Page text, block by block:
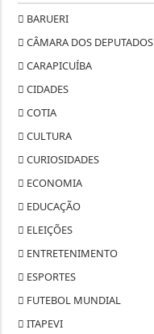
BARUERI
CÂMARA DOS DEPUTADOS
CARAPICUÍBA
CIDADES
COTIA
CULTURA
CURIOSIDADES
ECONOMIA
EDUCAÇÃO
ELEIÇÕES
ENTRETENIMENTO
ESPORTES
FUTEBOL MUNDIAL
ITAPEVI